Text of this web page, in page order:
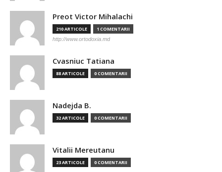
Preot Victor Mihalachi
210 ARTICOLE 1 COMENTARII
http://www.ortodoxia.md
Cvasniuc Tatiana
88 ARTICOLE 0 COMENTARII
Nadejda B.
32 ARTICOLE 0 COMENTARII
Vitalii Mereutanu
23 ARTICOLE 0 COMENTARII